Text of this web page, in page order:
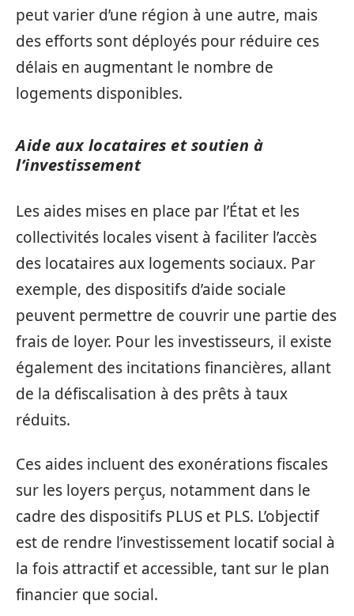
peut varier d’une région à une autre, mais
des efforts sont déployés pour réduire ces
délais en augmentant le nombre de
logements disponibles.
Aide aux locataires et soutien à
l’investissement
Les aides mises en place par l’État et les
collectivités locales visent à faciliter l’accès
des locataires aux logements sociaux. Par
exemple, des dispositifs d’aide sociale
peuvent permettre de couvrir une partie des
frais de loyer. Pour les investisseurs, il existe
également des incitations financières, allant
de la défiscalisation à des prêts à taux
réduits.
Ces aides incluent des exonérations fiscales
sur les loyers perçus, notamment dans le
cadre des dispositifs PLUS et PLS. L’objectif
est de rendre l’investissement locatif social à
la fois attractif et accessible, tant sur le plan
financier que social.